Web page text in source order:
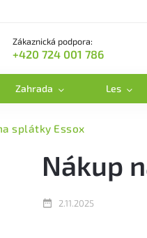
Zákaznická podpora:
+420 724 001 786
Zahrada Les
splátky Essox
Nákup
2.11.2025